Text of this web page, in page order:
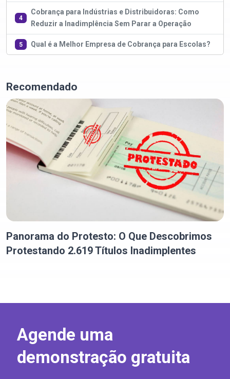
4
Cobrança para Indústrias e Distribuidoras: Como
Reduzir a Inadimplência Sem Parar a Operação
5 Qual é a Melhor Empresa de Cobrança para Escolas?
Recomendado
Panorama do Protesto: O Que Descobrimos
Protestando 2.619 Títulos Inadimplentes
Agende uma
demonstração gratuita